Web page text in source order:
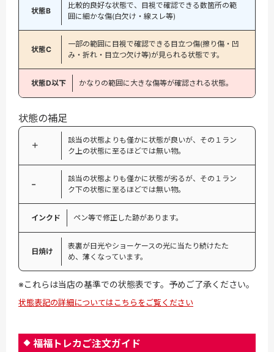
状態B
比較的良好な状態で、目視で確認できる数箇所の範
囲に細かな傷(白欠け・線スレ等)
状態C
一部の範囲に目視で確認できる目立つ傷(擦り傷・凹
み・折れ・目立つ欠け等)が見られる状態です。
状態D以下 かなりの範囲に大きな傷等が確認される状態。
状態の補足
＋
該当の状態よりも僅かに状態が良いが、その１ラン
ク上の状態に至るほどでは無い物。
−
該当の状態よりも僅かに状態が劣るが、その１ラン
ク下の状態に至るほどでは無い物。
インクド ペン等で修正した跡があります。
日焼け
表裏が日光やショーケースの光に当たり続けたた
め、薄くなっています。
※これらは当店の基準での状態表です。予めご了承ください。
状態表記の詳細についてはこちらをご覧ください
福福トレカご注文ガイド